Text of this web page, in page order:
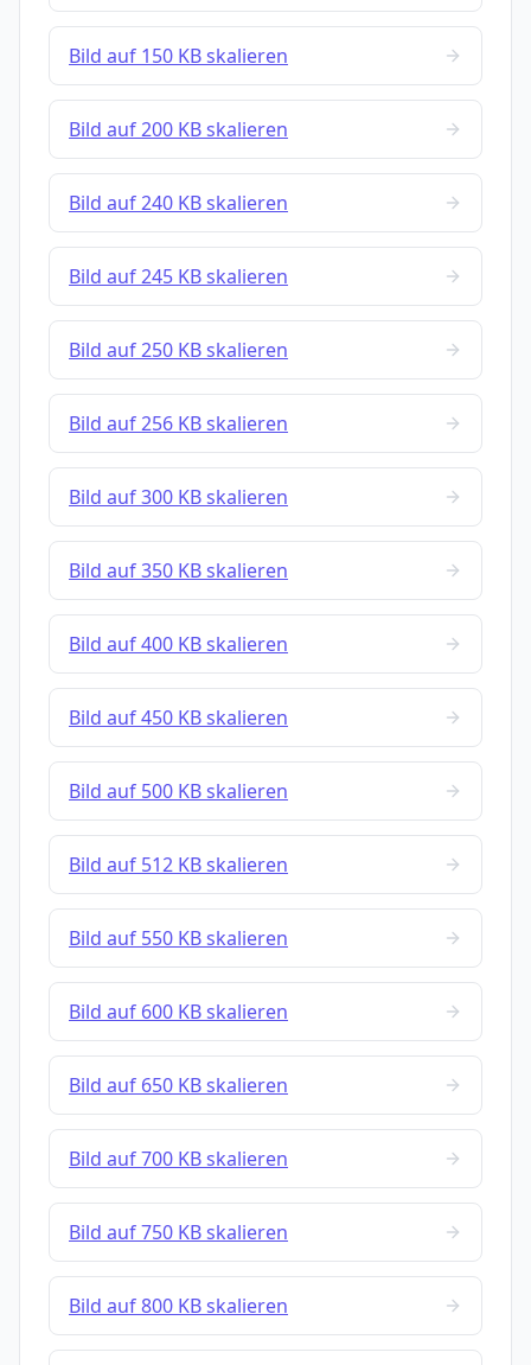
Bild auf 150 KB skalieren
Bild auf 200 KB skalieren
Bild auf 240 KB skalieren
Bild auf 245 KB skalieren
Bild auf 250 KB skalieren
Bild auf 256 KB skalieren
Bild auf 300 KB skalieren
Bild auf 350 KB skalieren
Bild auf 400 KB skalieren
Bild auf 450 KB skalieren
Bild auf 500 KB skalieren
Bild auf 512 KB skalieren
Bild auf 550 KB skalieren
Bild auf 600 KB skalieren
Bild auf 650 KB skalieren
Bild auf 700 KB skalieren
Bild auf 750 KB skalieren
Bild auf 800 KB skalieren